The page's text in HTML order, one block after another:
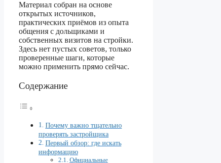
Материал собран на основе
открытых источников,
практических приёмов из опыта
общения с дольщиками и
собственных визитов на стройки.
Здесь нет пустых советов, только
проверенные шаги, которые
можно применить прямо сейчас.
Содержание
Почему важно тщательно
проверять застройщика
Первый обзор: где искать
информацию
Официальные